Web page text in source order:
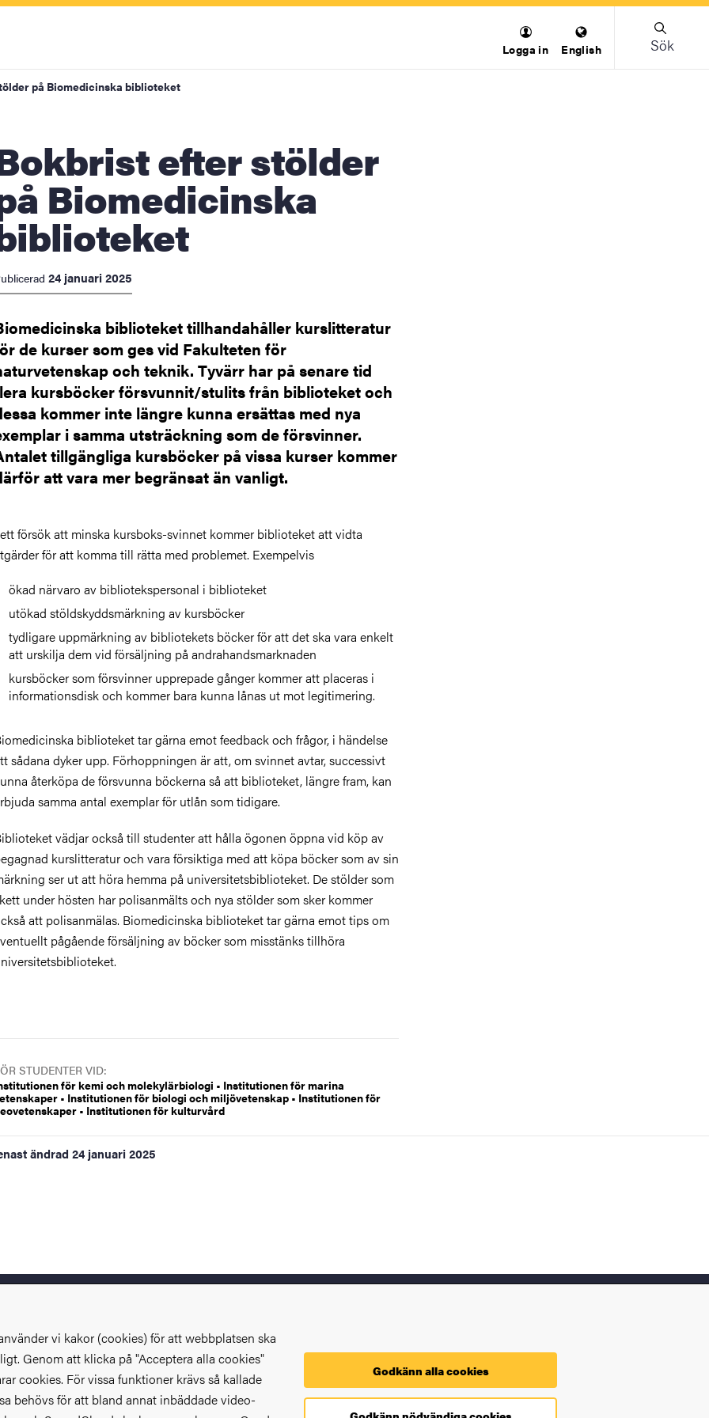
Logga in English Sök
på Biomedicinska biblioteket
stölder
Biomedicinska
24 januari 2025
biblioteket tillhandahåller kurslitteratur
de kurser som ges vid Fakulteten för
och teknik. Tyvärr har på senare tid
kursböcker försvunnit/stulits från biblioteket och
kommer inte längre kunna ersättas med nya
i samma utsträckning som de försvinner.
tillgängliga kursböcker på vissa kurser kommer
att vara mer begränsat än vanligt.
försök att minska kursboks-svinnet kommer biblioteket att vidta
för att komma till rätta med problemet. Exempelvis
ökad närvaro av bibliotekspersonal i biblioteket
utökad stöldskyddsmärkning av kursböcker
tydligare uppmärkning av bibliotekets böcker för att det ska vara enkelt
att urskilja dem vid försäljning på andrahandsmarknaden
kursböcker som försvinner upprepade gånger kommer att placeras i
informationsdisk och kommer bara kunna lånas ut mot legitimering.
biblioteket tar gärna emot feedback och frågor, i händelse
sådana dyker upp. Förhoppningen är att, om svinnet avtar, successivt
återköpa de försvunna böckerna så att biblioteket, längre fram, kan
samma antal exemplar för utlån som tidigare.
vädjar också till studenter att hålla ögonen öppna vid köp av
kurslitteratur och vara försiktiga med att köpa böcker som av sin
ser ut att höra hemma på universitetsbiblioteket. De stölder som
under hösten har polisanmälts och nya stölder som sker kommer
att polisanmälas. Biomedicinska biblioteket tar gärna emot tips om
pågående försäljning av böcker som misstänks tillhöra
STUDENTER VID:
för kemi och molekylärbiologi • Institutionen för marina
• Institutionen för biologi och miljövetenskap • Institutionen för
• Institutionen för kulturvård
ändrad 24 januari 2025
vi kakor (cookies) för att webbplatsen ska
Genom att klicka på "Acceptera alla cookies"
cookies. För vissa funktioner krävs så kallade
behövs för att bland annat inbäddade video-
Godkänn alla cookies
Fakulteter och institutioner